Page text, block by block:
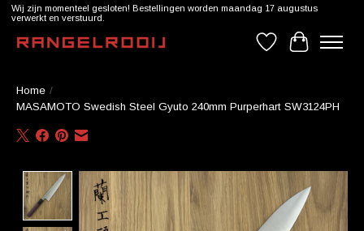
Wij zijn momenteel gesloten! Bestellingen worden maandag 17 augustus
verwerkt en verstuurd.
Verlanglijst
Home /
MASAMOTO Swedish Steel Gyuto 240mm Purperhart SW3124PH
Product image slideshow Items